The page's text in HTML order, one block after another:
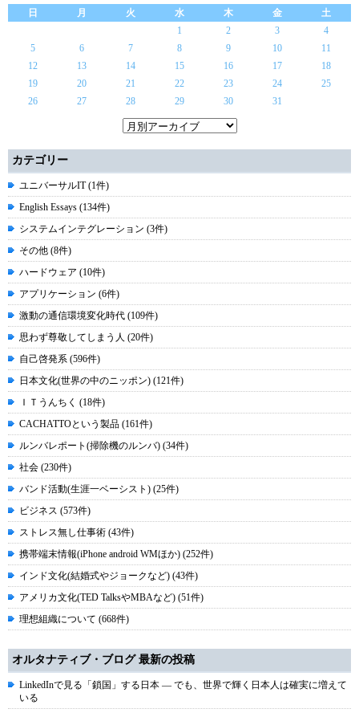
日
月 火 水 木 金
土
1
2 3
4
5
6 7 8 9 10
11
12
13 14 15 16 17
18
19
20 21 22 23 24
25
26
27 28 29 30 31
カテゴリー
ユニバーサルIT (1件)
English Essays (134件)
システムインテグレーション (3件)
その他 (8件)
ハードウェア (10件)
アプリケーション (6件)
激動の通信環境変化時代 (109件)
思わず尊敬してしまう人 (20件)
自己啓発系 (596件)
日本文化(世界の中のニッポン) (121件)
ＩＴうんちく (18件)
CACHATTOという製品 (161件)
ルンバレポート(掃除機のルンバ) (34件)
社会 (230件)
バンド活動(生涯一ベーシスト) (25件)
ビジネス (573件)
ストレス無し仕事術 (43件)
携帯端末情報(iPhone android WMほか) (252件)
インド文化(結婚式やジョークなど) (43件)
アメリカ文化(TED TalksやMBAなど) (51件)
理想組織について (668件)
オルタナティブ・ブログ 最新の投稿
LinkedInで見る「鎖国」する日本 ― でも、世界で輝く日本人は確実に増えて
いる